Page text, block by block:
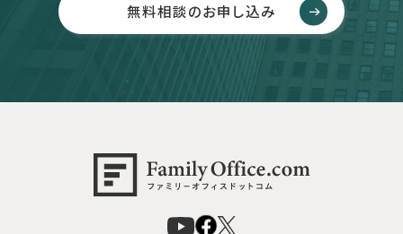
無料相談のお申し込み